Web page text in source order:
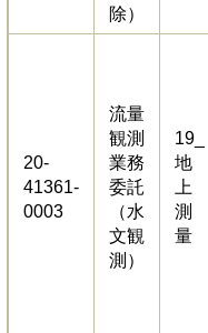
除）
20-
41361-
0003
流量
観測
業務
委託
（水
文観
測）
19_
地
上
測
量